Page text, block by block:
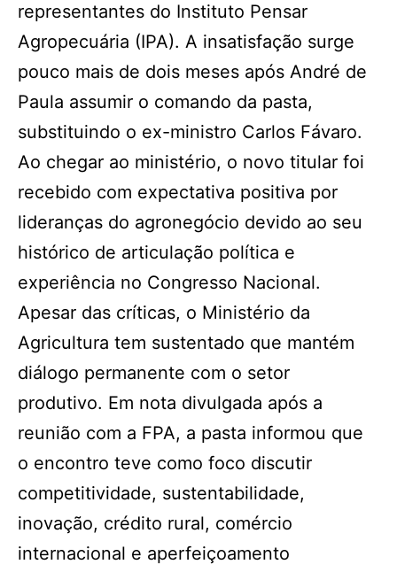
representantes do Instituto Pensar
Agropecuária (IPA). A insatisfação surge
pouco mais de dois meses após André de
Paula assumir o comando da pasta,
substituindo o ex-ministro Carlos Fávaro.
Ao chegar ao ministério, o novo titular foi
recebido com expectativa positiva por
lideranças do agronegócio devido ao seu
histórico de articulação política e
experiência no Congresso Nacional.
Apesar das críticas, o Ministério da
Agricultura tem sustentado que mantém
diálogo permanente com o setor
produtivo. Em nota divulgada após a
reunião com a FPA, a pasta informou que
o encontro teve como foco discutir
competitividade, sustentabilidade,
inovação, crédito rural, comércio
internacional e aperfeiçoamento